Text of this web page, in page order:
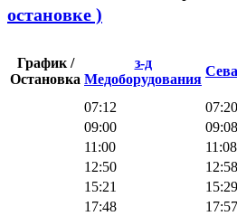
остановке )
График /
Остановка
з-д
Медоборудования
07:12
07:20
09:00
09:08
11:00
11:08
12:50
12:58
15:21
15:29
17:48
17:57